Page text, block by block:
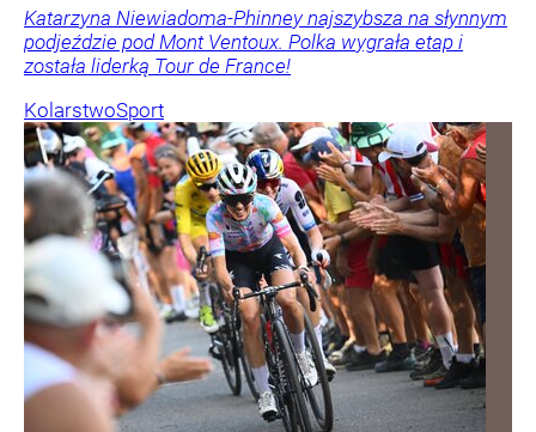
Katarzyna Niewiadoma-Phinney najszybsza na słynnym
podjeździe pod Mont Ventoux. Polka wygrała etap i
została liderką Tour de France!
KolarstwoSport